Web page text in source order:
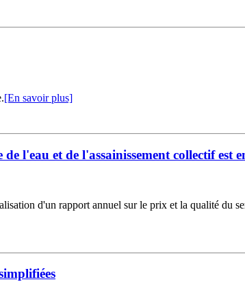
[En savoir plus]
l'eau et de l'assainissement collectif est
d'un rapport annuel sur le prix et la qualité du